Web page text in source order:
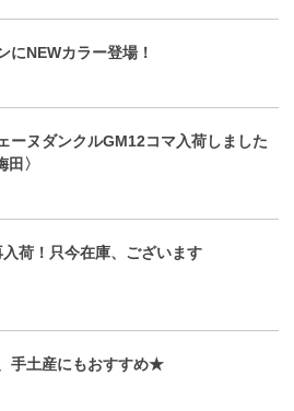
にNEWカラー登場！
ーヌダンクルGM12コマ入荷しました
〉
荷！只今在庫、ございます
手土産にもおすすめ★